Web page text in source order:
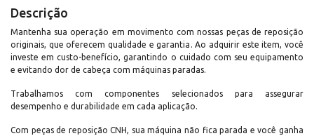
Descrição
Mantenha sua operação em movimento com nossas peças de reposição
originais, que oferecem qualidade e garantia. Ao adquirir este item, você
investe em custo-benefício, garantindo o cuidado com seu equipamento
e evitando dor de cabeça com máquinas paradas.
Trabalhamos com componentes selecionados para assegurar
desempenho e durabilidade em cada aplicação.
Com peças de reposição CNH, sua máquina não fica parada e você ganha